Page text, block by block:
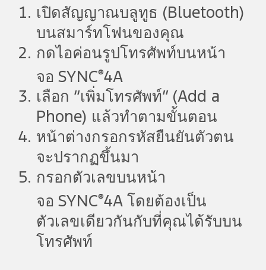
เปิดสัญญาณบลูทูธ (Bluetooth)
บนสมาร์ทโฟนของคุณ
กดไอค่อนรูปโทรศัพท์บนหน้า
จอ SYNC®4A
เลือก “เพิ่มโทรศัพท์” (Add a
Phone) แล้วทำตามขั้นตอน
หน้าต่างกรอกรหัสยืนยันตัวตน
จะปรากฏขึ้นมา
กรอกตัวเลขบนหน้า
จอ SYNC®4A โดยต้องเป็น
ตัวเลขเดียวกันกับที่คุณได้รับบน
โทรศัพท์